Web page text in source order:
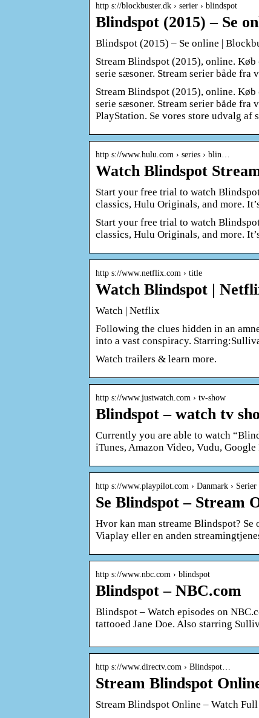
http s://blockbuster.dk › serier › blindspot
Blindspot (2015) – Se
Blindspot (2015) – Se online |
Stream Blindspot (2015), online.
serie sæsoner. Stream serier både fra
Stream Blindspot (2015), online.
serie sæsoner. Stream serier både fra
PlayStation. Se vores store udvalg af
http s://www.hulu.com › series › blin…
Watch Blindspot
Start your free trial to watch
classics, Hulu Originals, and more.
Start your free trial to watch
classics, Hulu Originals, and more.
http s://www.netflix.com › title
Watch Blindspot |
Watch | Netflix
Following the clues hidden in an
into a vast conspiracy.
Watch trailers & learn more.
http s://www.justwatch.com › tv-show
Blindspot – watch tv
Currently you are able to watch
iTunes, Amazon Video, Vudu,
http s://www.playpilot.com › Danmark › Serier
Se Blindspot – Stream
Hvor kan man streame Blindspot?
Viaplay eller en anden
http s://www.nbc.com › blindspot
Blindspot – NBC.com
Blindspot – Watch episodes on
tattooed Jane Doe. Also starring
http s://www.directv.com › Blindspot…
Stream Blindspot
Stream Blindspot Online – Watch